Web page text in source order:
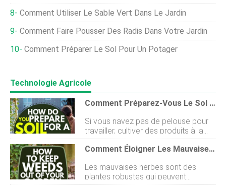
Comment Utiliser Le Sable Vert Dans Le Jardin
Comment Faire Pousser Des Radis Dans Votre Jardin
Comment Préparer Le Sol Pour Un Potager
Technologie Agricole
Comment Préparez-Vous Le Sol Pour Un Jardin Sur Le Toit ?
Si vous navez pas de pelouse pour
travailler, cultiver des produits à la
maison peut être un peu difficile.
Vous avez cependant des options.
par votre propriétaire ou une autre
autorité compétente, vous pouvez
Comment Éloigner Les Mauvaises Herbes De Votre Jardin
Les mauvaises herbes sont des
plantes robustes qui peuvent
pousser dans les endroits les plus